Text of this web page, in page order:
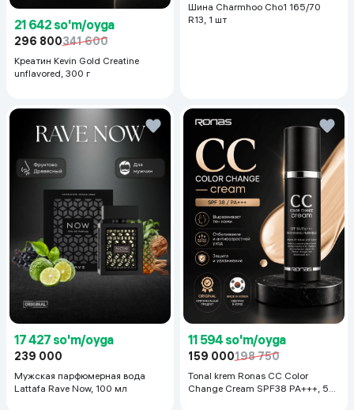
21 642 so'm/oyga
296 800341 600
Креатин Kevin Gold Creatine
unflavored, 300 г
Шина Charmhoo Cho1 165/70
R13, 1 шт
17 427 so'm/oyga
239 000
Мужская парфюмерная вода
Lattafa Rave Now, 100 мл
11 594 so'm/oyga
159 000198 750
Tonal krem Ronas CC Color
Change Cream SPF38 PA+++, 50